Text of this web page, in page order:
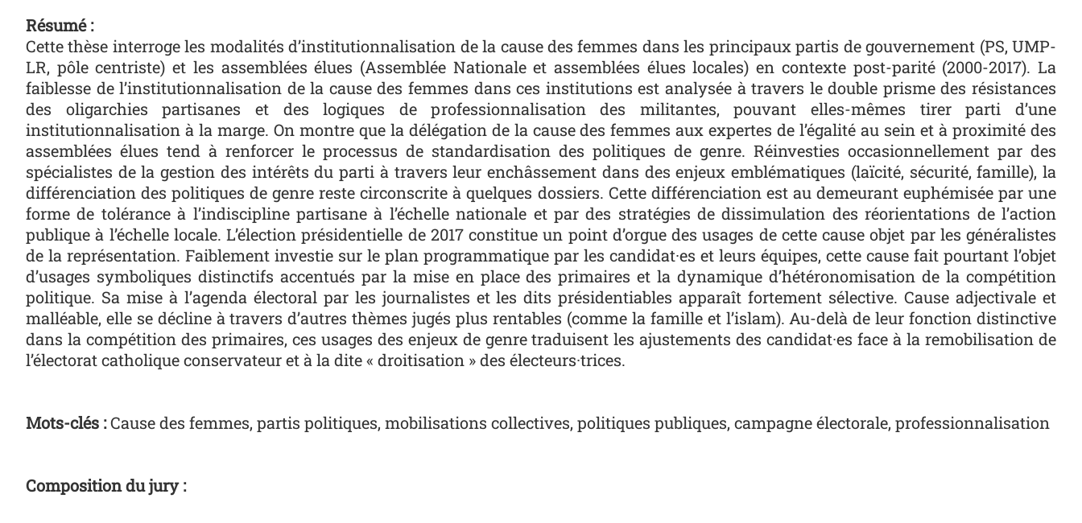
Résumé :
Cette thèse interroge les modalités d’institutionnalisation de la cause des femmes dans les principaux partis de gouvernement (PS, UMP-
LR, pôle centriste) et les assemblées élues (Assemblée Nationale et assemblées élues locales) en contexte post-parité (2000-2017). La
faiblesse de l’institutionnalisation de la cause des femmes dans ces institutions est analysée à travers le double prisme des résistances
des oligarchies partisanes et des logiques de professionnalisation des militantes, pouvant elles-mêmes tirer parti d’une
institutionnalisation à la marge. On montre que la délégation de la cause des femmes aux expertes de l’égalité au sein et à proximité des
assemblées élues tend à renforcer le processus de standardisation des politiques de genre. Réinvesties occasionnellement par des
spécialistes de la gestion des intérêts du parti à travers leur enchâssement dans des enjeux emblématiques (laïcité, sécurité, famille), la
différenciation des politiques de genre reste circonscrite à quelques dossiers. Cette différenciation est au demeurant euphémisée par une
forme de tolérance à l’indiscipline partisane à l’échelle nationale et par des stratégies de dissimulation des réorientations de l’action
publique à l’échelle locale. L’élection présidentielle de 2017 constitue un point d’orgue des usages de cette cause objet par les généralistes
de la représentation. Faiblement investie sur le plan programmatique par les candidat·es et leurs équipes, cette cause fait pourtant l’objet
d’usages symboliques distinctifs accentués par la mise en place des primaires et la dynamique d’hétéronomisation de la compétition
politique. Sa mise à l’agenda électoral par les journalistes et les dits présidentiables apparaît fortement sélective. Cause adjectivale et
malléable, elle se décline à travers d’autres thèmes jugés plus rentables (comme la famille et l’islam). Au-delà de leur fonction distinctive
dans la compétition des primaires, ces usages des enjeux de genre traduisent les ajustements des candidat·es face à la remobilisation de
l’électorat catholique conservateur et à la dite « droitisation » des électeurs·trices.
Mots-clés :Cause des femmes, partis politiques, mobilisations collectives, politiques publiques, campagne électorale, professionnalisation
Composition du jury :